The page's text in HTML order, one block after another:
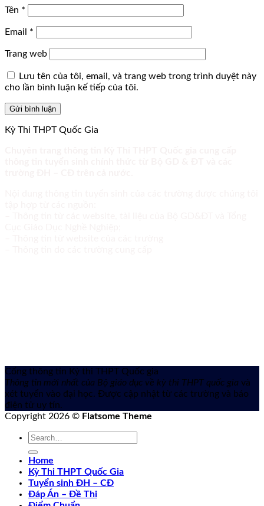
Tên *
Email *
Trang web
Lưu tên của tôi, email, và trang web trong trình duyệt này
cho lần bình luận kế tiếp của tôi.
Kỳ Thi THPT Quốc Gia
Cổng thông tin Kỳ thi THPT Quốc gia
Thông tin mới nhất của Bộ giáo dục về kỳ thi THPT quốc gia và
xét tuyển vào đại học. Được cập nhật từ các trường và báo
điện tử uy tín.
Copyright 2026 © Flatsome Theme
Home
Kỳ Thi THPT Quốc Gia
Tuyển sinh ĐH – CĐ
Đáp Án – Đề Thi